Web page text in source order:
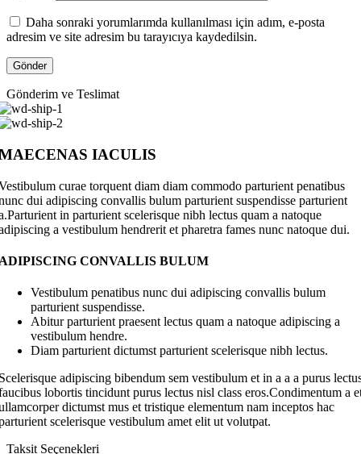
Daha sonraki yorumlarımda kullanılması için adım, e-posta
adresim ve site adresim bu tarayıcıya kaydedilsin.
Gönderim ve Teslimat
IACULIS
curae torquent diam diam commodo parturient penatibus
dui adipiscing convallis bulum parturient suspendisse parturient
in parturient scelerisque nibh lectus quam a natoque
a vestibulum hendrerit et pharetra fames nunc natoque dui.
CONVALLIS BULUM
Vestibulum penatibus nunc dui adipiscing convallis bulum
parturient suspendisse.
Abitur parturient praesent lectus quam a natoque adipiscing a
vestibulum hendre.
Diam parturient dictumst parturient scelerisque nibh lectus.
adipiscing bibendum sem vestibulum et in a a a purus
lobortis tincidunt purus lectus nisl class eros.Condimentum a
dictumst mus et tristique elementum nam inceptos hac
scelerisque vestibulum amet elit ut volutpat.
Taksit Seçenekleri